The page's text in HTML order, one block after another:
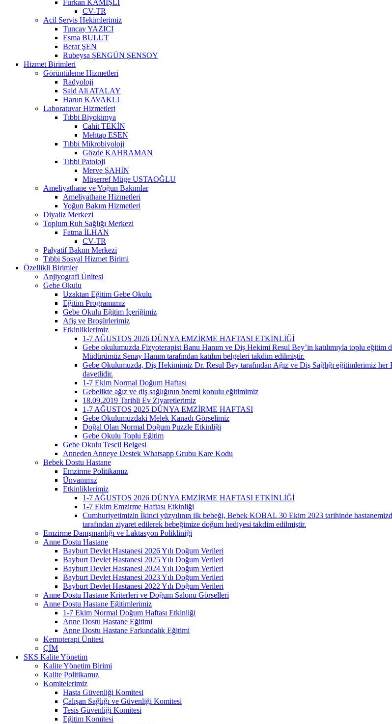
Furkan KAMIŞLI
CV-TR
Acil Servis Hekimlerimiz
Tuncay YAZICI
Esma BULUT
Berat ŞEN
Rubeysa ŞENGÜN ŞENSOY
Hizmet Birimleri
Görüntüleme Hizmetleri
Radyoloji
Said Ali ATALAY
Harun KAVAKLI
Laboratuvar Hizmetleri
Tıbbi Biyokimya
Cahit TEKİN
Mehtap ESEN
Tıbbi Mikrobiyoloji
Gözde KAHRAMAN
Tıbbi Patoloji
Merve ŞAHİN
Müşerref Müge USTAOĞLU
Ameliyathane ve Yoğun Bakımlar
Ameliyathane Hizmetleri
Yoğun Bakım Hizmetleri
Diyaliz Merkezi
Toplum Ruh Sağlığı Merkezi
Fatma İLHAN
CV-TR
Palyatif Bakım Merkezi
Tıbbi Sosyal Hizmet Birimi
Özellikli Birimler
Anjiyografi Ünitesi
Gebe Okulu
Uzaktan Eğitim Gebe Okulu
Eğitim Programımız
Gebe Okulu Eğitim İçeriğimiz
Afiş ve Broşürlerimiz
Etkinliklerimiz
1-7 AĞUSTOS 2026 DÜNYA EMZİRME HAFTASI ETKİNLİĞİ
Gebe okulumuzda Fizyoterapist Banu Hanım ve Diş Hekimi Resul Bey’in katılımıyla toplu
Müdürümüz Şenay Hanım tarafından katılım belgeleri takdim edilmiştir.
Gebe Okulumuzda, Diş Hekimimiz Dr. Resul Bey tarafından Ağız ve Diş Sağlığı eğitimlerimiz
davetlidir.
1-7 Ekim Normal Doğum Haftası
Gebelikte ağız ve diş sağlığının önemi konulu eğitimimiz
18.09.2019 Tarihli Ev Ziyaretlerimiz
1-7 AĞUSTOS 2025 DÜNYA EMZİRME HAFTASI
Gebe Okulumuzdaki Melek Kanadı Görselimiz
Doğal Olan Normal Doğum Puzzle Etkinliği
Gebe Okulu Toplu Eğitim
Gebe Okulu Tescil Belgesi
Anneden Anneye Destek Whatsapp Grubu Kare Kodu
Bebek Dostu Hastane
Emzirme Politikamız
Ünvanımız
Etkinliklerimiz
1-7 AĞUSTOS 2026 DÜNYA EMZİRME HAFTASI ETKİNLİĞİ
1-7 Ekim Emzirme Haftası Etkinliği
Cumhuriyetimizin İkinci yüzyılının ilk bebeği, Bebek KOBAL 30 Ekim 2023 tarihinde
tarafından ziyaret edilerek bebeğimize doğum hediyesi takdim edilmiştir.
Emzirme Danışmanlığı ve Laktasyon Polikliniği
Anne Dostu Hastane
Bayburt Devlet Hastanesi 2026 Yılı Doğum Verileri
Bayburt Devlet Hastanesi 2025 Yılı Doğum Verileri
Bayburt Devlet Hastanesi 2024 Yılı Doğum Verileri
Bayburt Devlet Hastanesi 2023 Yılı Doğum Verileri
Bayburt Devlet Hastanesi 2022 Yılı Doğum Verileri
Anne Dostu Hastane Kriterleri ve Doğum Salonu Görselleri
Anne Dostu Hastane Eğitimlerimiz
1-7 Ekim Normal Doğum Haftası Etkinliği
Anne Dostu Hastane Eğitimi
Anne Dostu Hastane Farkındalık Eğitimi
Kemoterapi Ünitesi
ÇİM
SKS Kalite Yönetim
Kalite Yönetim Birimi
Kalite Politikamız
Komitelerimiz
Hasta Güvenliği Komitesi
Çalışan Sağlığı ve Güvenliği Komitesi
Tesis Güvenliği Komitesi
Eğitim Komitesi